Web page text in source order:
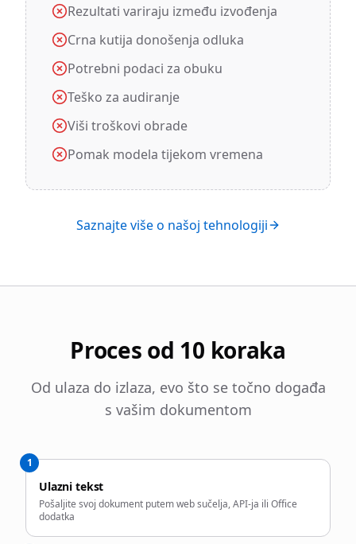
Rezultati variraju između izvođenja
Crna kutija donošenja odluka
Potrebni podaci za obuku
Teško za audiranje
Viši troškovi obrade
Pomak modela tijekom vremena
Saznajte više o našoj tehnologiji
Proces od 10 koraka
Od ulaza do izlaza, evo što se točno događa
s vašim dokumentom
1
Ulazni tekst
Pošaljite svoj dokument putem web sučelja, API-ja ili Office
dodatka